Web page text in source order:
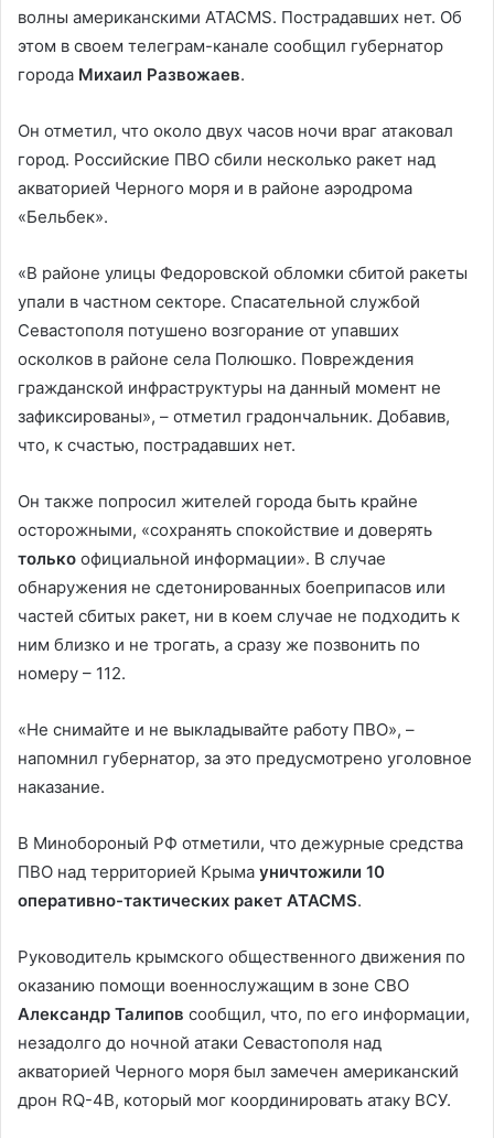
волны американскими ATACMS. Пострадавших нет. Об
этом в своем телеграм-канале сообщил губернатор
города Михаил Развожаев.
Он отметил, что около двух часов ночи враг атаковал
город. Российские ПВО сбили несколько ракет над
акваторией Черного моря и в районе аэродрома
«Бельбек».
«В районе улицы Федоровской обломки сбитой ракеты
упали в частном секторе. Спасательной службой
Севастополя потушено возгорание от упавших
осколков в районе села Полюшко. Повреждения
гражданской инфраструктуры на данный момент не
зафиксированы», – отметил градончальник. Добавив,
что, к счастью, пострадавших нет.
Он также попросил жителей города быть крайне
осторожными, «сохранять спокойствие и доверять
только официальной информации». В случае
обнаружения не сдетонированных боеприпасов или
частей сбитых ракет, ни в коем случае не подходить к
ним близко и не трогать, а сразу же позвонить по
номеру – 112.
«Не снимайте и не выкладывайте работу ПВО», –
напомнил губернатор, за это предусмотрено уголовное
наказание.
В Минобороный РФ отметили, что дежурные средства
ПВО над территорией Крыма уничтожили 10
оперативно-тактических ракет ATACMS.
Руководитель крымского общественного движения по
оказанию помощи военнослужащим в зоне СВО
Александр Талипов сообщил, что, по его информации,
незадолго до ночной атаки Севастополя над
акваторией Черного моря был замечен американский
дрон RQ-4B, который мог координировать атаку ВСУ.